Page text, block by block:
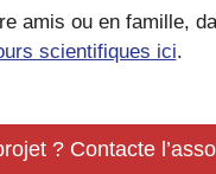
amis ou en famille,
scientifiques ici.
? Contacte